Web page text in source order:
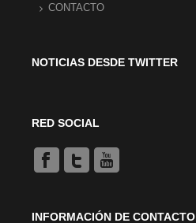
CONTACTO
NOTICIAS DESDE TWITTER
RED SOCIAL
INFORMACIÓN DE CONTACTO